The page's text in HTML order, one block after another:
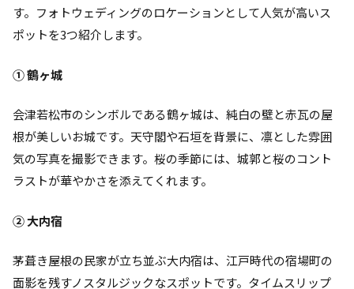
す。フォトウェディングのロケーションとして人気が高いス
ポットを3つ紹介します。
① 鶴ヶ城
会津若松市のシンボルである鶴ヶ城は、純白の壁と赤瓦の屋
根が美しいお城です。天守閣や石垣を背景に、凛とした雰囲
気の写真を撮影できます。桜の季節には、城郭と桜のコント
ラストが華やかさを添えてくれます。
② 大内宿
茅葺き屋根の民家が立ち並ぶ大内宿は、江戸時代の宿場町の
面影を残すノスタルジックなスポットです。タイムスリップ